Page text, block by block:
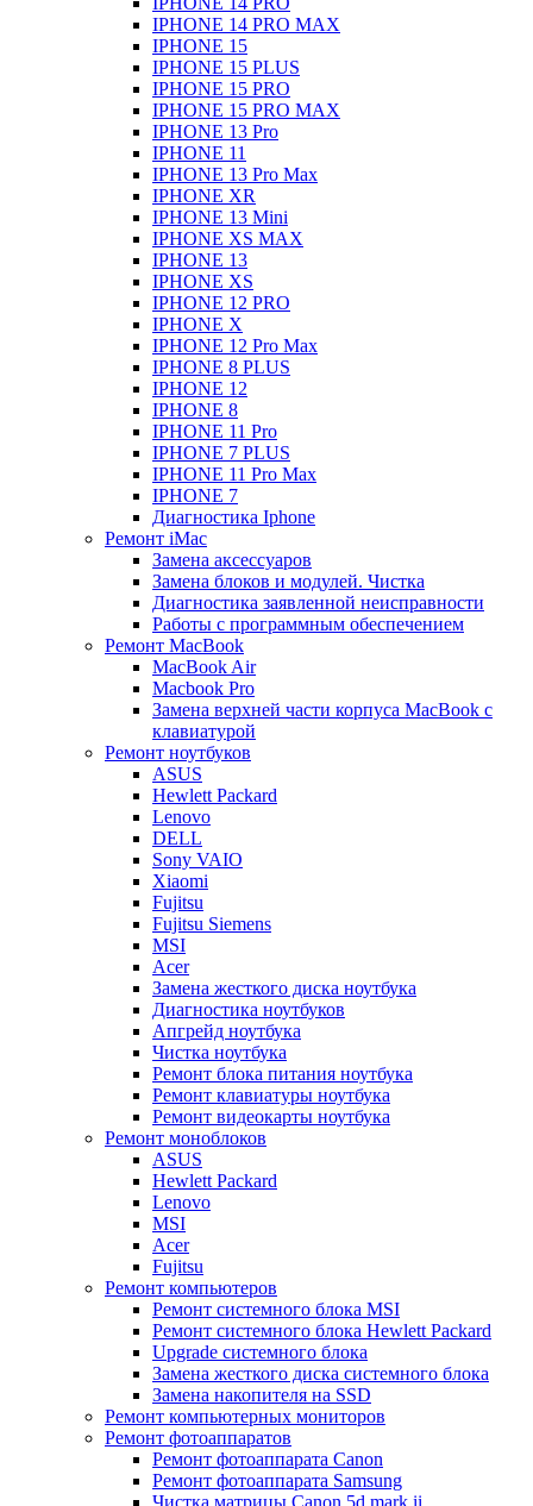
IPHONE 14 PRO MAX
IPHONE 15
IPHONE 15 PLUS
IPHONE 15 PRO
IPHONE 15 PRO MAX
IPHONE 13 Pro
IPHONE 11
IPHONE 13 Pro Max
IPHONE XR
IPHONE 13 Mini
IPHONE XS MAX
IPHONE 13
IPHONE XS
IPHONE 12 PRO
IPHONE X
IPHONE 12 Pro Max
IPHONE 8 PLUS
IPHONE 12
IPHONE 8
IPHONE 11 Pro
IPHONE 7 PLUS
IPHONE 11 Pro Max
IPHONE 7
Диагностика Iphone
Ремонт iMac
Замена аксессуаров
Замена блоков и модулей. Чистка
Диагностика заявленной неисправности
Работы с программным обеспечением
Ремонт MacBook
MacBook Air
Macbook Pro
Замена верхней части корпуса MacBook с
клавиатурой
Ремонт ноутбуков
ASUS
Hewlett Packard
Lenovo
DELL
Sony VAIO
Xiaomi
Fujitsu
Fujitsu Siemens
MSI
Acer
Замена жесткого диска ноутбука
Диагностика ноутбуков
Апгрейд ноутбука
Чистка ноутбука
Ремонт блока питания ноутбука
Ремонт клавиатуры ноутбука
Ремонт видеокарты ноутбука
Ремонт моноблоков
ASUS
Hewlett Packard
Lenovo
MSI
Acer
Fujitsu
Ремонт компьютеров
Ремонт системного блока MSI
Ремонт системного блока Hewlett Packard
Upgrade системного блока
Замена жесткого диска системного блока
Замена накопителя на SSD
Ремонт компьютерных мониторов
Ремонт фотоаппаратов
Ремонт фотоаппарата Canon
Ремонт фотоаппарата Samsung
Чистка матрицы Canon 5d mark ii